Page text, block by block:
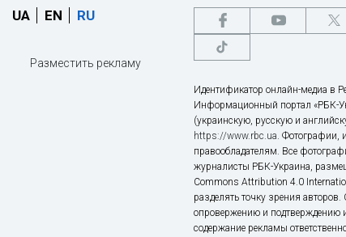
UA EN RU
Разместить рекламу
Идентификатор онлайн-медиа в
Информационный портал «РБК-
(украинскую, русскую и
https://www.rbc.ua. Фотографии,
правообладателям. Все
журналисты РБК-Украина,
Commons Attribution 4.0
разделять точку зрения
опровержению и подтверждению
содержание рекламы